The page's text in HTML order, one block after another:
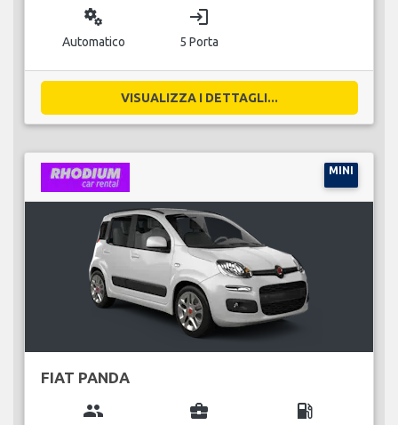
miscellaneous_services
Automatico
login
5 Porta
VISUALIZZA I DETTAGLI...
MINI
FIAT PANDA
group business_center local_gas_station